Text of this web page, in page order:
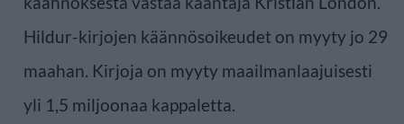
Hildur-kirjojen käännösoikeudet on myyty jo 29
maahan. Kirjoja on myyty maailmanlaajuisesti
yli 1,5 miljoonaa kappaletta.